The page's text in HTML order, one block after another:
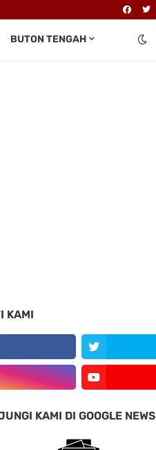
BUTON TENGAH
KAMI
KAMI DI GOOGLE NEWS